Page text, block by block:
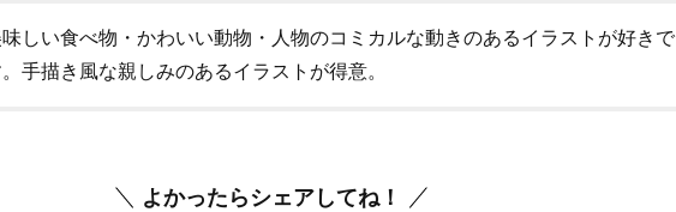
味しい食べ物・かわいい動物・人物のコミカルな動きのあるイラストが好きで
手描き風な親しみのあるイラストが得意。
よかったらシェアしてね！